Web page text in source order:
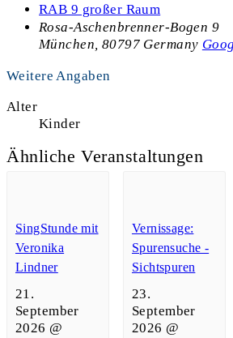
RAB 9 großer Raum
Rosa-Aschenbrenner-Bogen 9
München, 80797 Germany
Weitere Angaben
Alter
Kinder
Ähnliche Veranstaltungen
SingStunde mit
Veronika
Lindner
21.
September
2026 @
Vernissage:
Spurensuche -
Sichtspuren
23.
September
2026 @